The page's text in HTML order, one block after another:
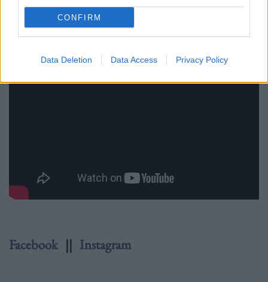
CONFIRM
Data Deletion Data Access Privacy Policy
Facebook|| Instagram